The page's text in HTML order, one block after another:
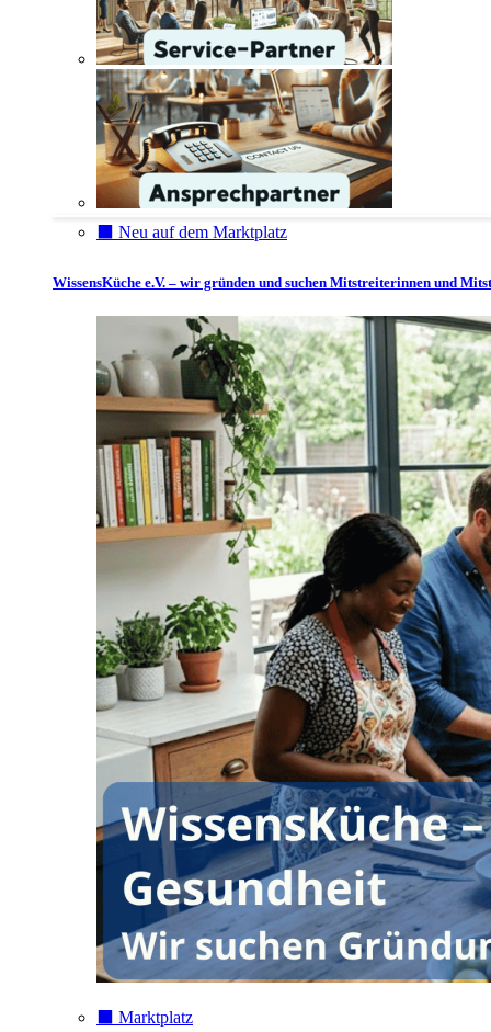
⬛️ Neu auf dem Marktplatz
WissensKüche e.V. – wir gründen und suchen Mitstreiterinnen und
⬛️ Marktplatz